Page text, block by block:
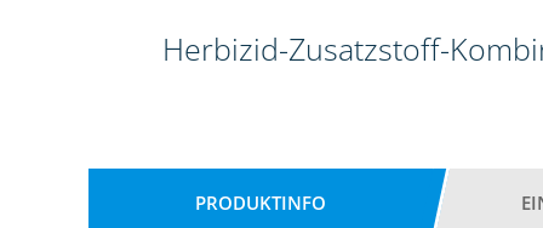
Herbizid-Zusatzstoff-
PRODUKTINFO